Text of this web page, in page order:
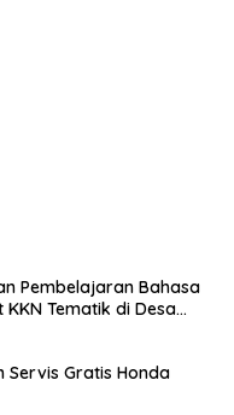
Pembelajaran Bahasa
Tematik di Desa
Servis Gratis Honda